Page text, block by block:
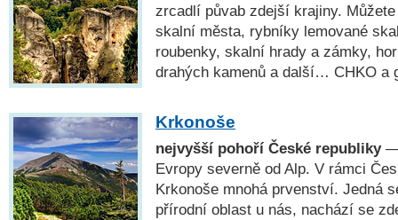
zrcadlí půvab zdejší krajiny.
skalní města, rybníky lemované
roubenky, skalní hrady a zámky,
drahých kamenů a další… CHKO a
Krkonoše
nejvyšší pohoří České republiky—
Evropy severně od Alp. V rámci
Krkonoše mnohá prvenství. Jedná
přírodní oblast u nás, nachází se